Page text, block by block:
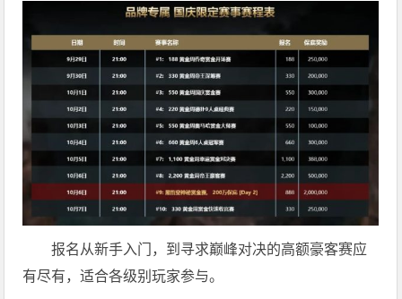
报名从新手入门，到寻求巅峰对决的高额豪客赛应
有尽有，适合各级别玩家参与。